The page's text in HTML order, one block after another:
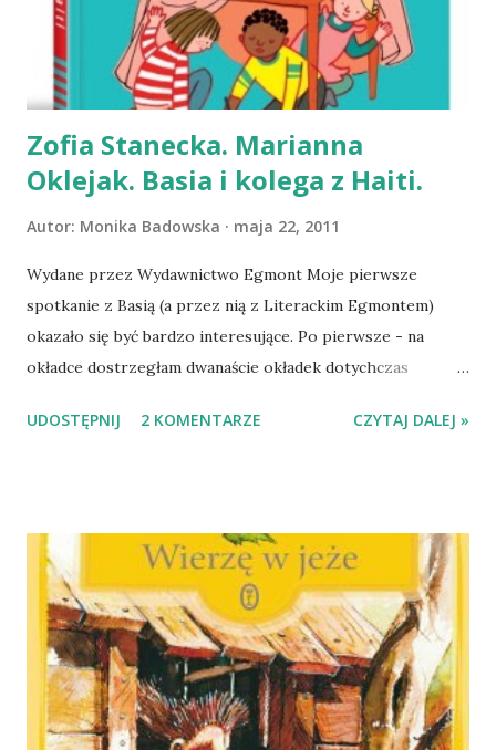
Anna Dziewit-Meller śpiewała z Gruzinami, a ja myślałam o
linku, który gdzieś powinnam mieć zapisany, a który wiódł
do strony z gruzińskimi pieśniami. Znalazłam odnośnik do
Mes...
Zofia Stanecka. Marianna
Oklejak. Basia i kolega z Haiti.
Autor: Monika Badowska maja 22, 2011
Wydane przez Wydawnictwo Egmont Moje pierwsze
spotkanie z Basią (a przez nią z Literackim Egmontem)
okazało się być bardzo interesujące. Po pierwsze - na
okładce dostrzegłam dwanaście okładek dotychczas
poniżej logotypy dwudziestu siedmiu instytucji
dotychczas nie miałyśmy okazji się poznać. Do przedszkola
Basi przychodzi nowy kolega. Ma ciemniejszą, niż inne
dzieci, skórę, i nic nie mówi. Titi, bo tak chłopiec ma na
imię, chowa się pod stół i rysuje dziwne obrazki -
czerwone słońce i ludzi leżących na ziemi. Co gorsza -
Amalka, przyjaciółka Basi, siedzi razem z nim pod stołem,
bez Basi. Złość dziewczynki zwraca się w stronę nowego
UDOSTĘPNIJ 2 KOMENTARZE CZYTAJ DALEJ »